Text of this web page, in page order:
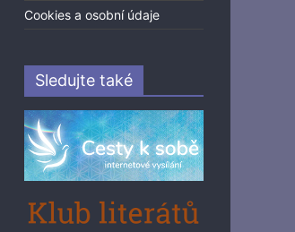
Cookies a osobní údaje
Sledujte také